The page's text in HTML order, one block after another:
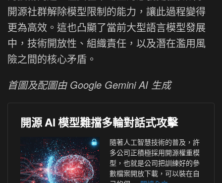
開源社群解除模型限制的能力，讓此過程變得
更為高效。這也凸顯了當前大型語言模型發展
中，技術開放性、組織責任，以及潛在濫用風
險之間的核心矛盾。
首圖及配圖由 Google Gemini AI 生成